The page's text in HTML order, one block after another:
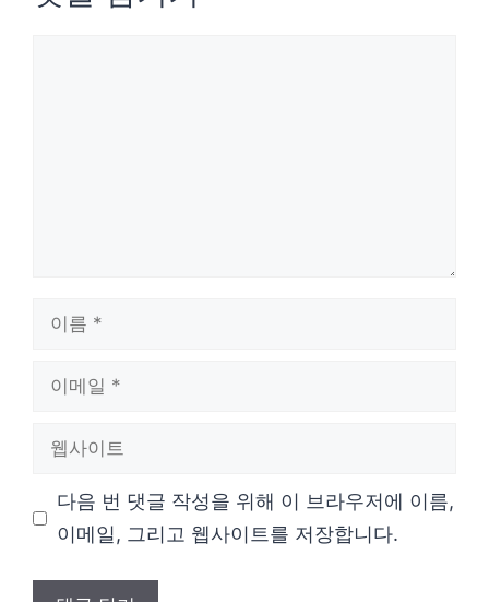
다음 번 댓글 작성을 위해 이 브라우저에 이름,
이메일, 그리고 웹사이트를 저장합니다.